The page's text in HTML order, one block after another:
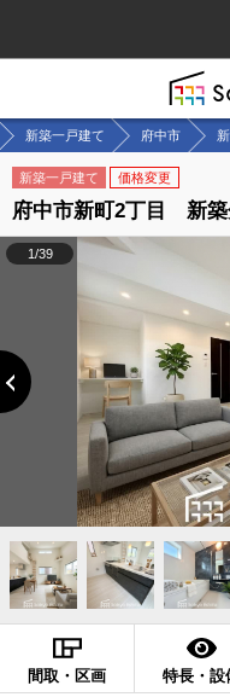
新築一戸建て 府中市
新築一戸建て 価格変更
府中市新町2丁目 新
1/39
間取・区画 特長・設